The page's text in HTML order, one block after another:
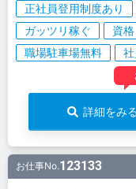
正社員登用制度あり
ガッツリ稼ぐ
資
職場駐車場無料
詳細をみ
お仕事No.123133